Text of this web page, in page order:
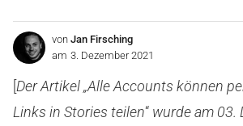
von Jan Firsching
am 3. Dezember 2021
Der Artikel „Alle Accounts können
Links in Stories teilen“ wurde am 03.